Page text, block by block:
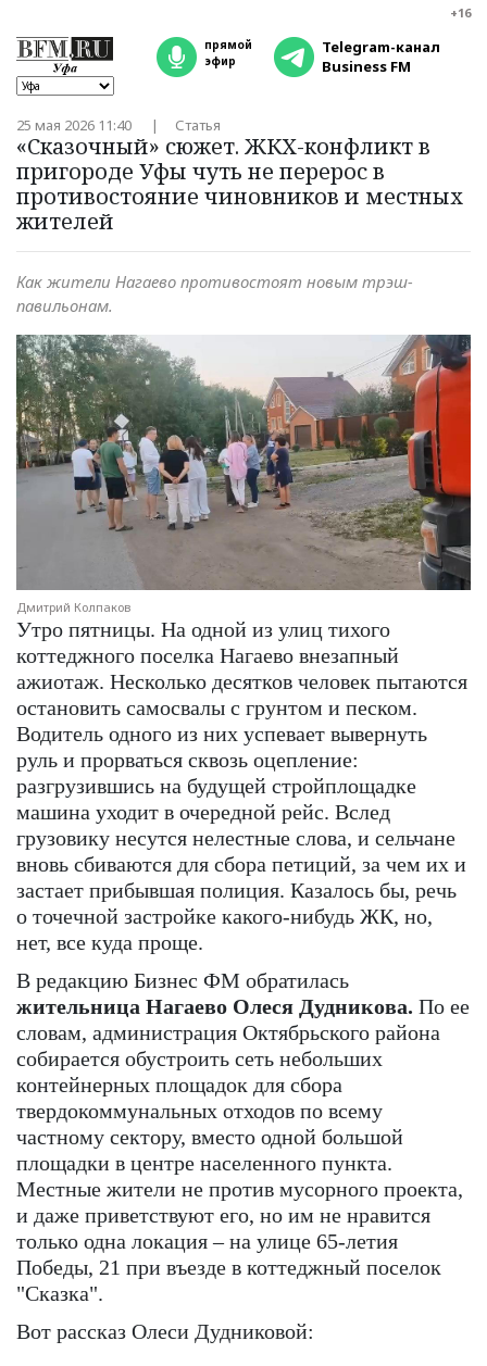
+16
прямой
эфир
Telegram-канал
Business FM
25 мая 2026 11:40 Статья
«Сказочный» сюжет. ЖКХ-конфликт в
пригороде Уфы чуть не перерос в
противостояние чиновников и местных
жителей
Как жители Нагаево противостоят новым трэш-
павильонам.
Дмитрий Колпаков
Утро пятницы. На одной из улиц тихого
коттеджного поселка Нагаево внезапный
ажиотаж. Несколько десятков человек пытаются
остановить самосвалы с грунтом и песком.
Водитель одного из них успевает вывернуть
руль и прорваться сквозь оцепление:
разгрузившись на будущей стройплощадке
машина уходит в очередной рейс. Вслед
грузовику несутся нелестные слова, и сельчане
вновь сбиваются для сбора петиций, за чем их и
застает прибывшая полиция. Казалось бы, речь
о точечной застройке какого-нибудь ЖК, но,
нет, все куда проще.
В редакцию Бизнес ФМ обратилась
жительница Нагаево Олеся Дудникова. По ее
словам, администрация Октябрьского района
собирается обустроить сеть небольших
контейнерных площадок для сбора
твердокоммунальных отходов по всему
частному сектору, вместо одной большой
площадки в центре населенного пункта.
Местные жители не против мусорного проекта,
и даже приветствуют его, но им не нравится
только одна локация – на улице 65-летия
Победы, 21 при въезде в коттеджный поселок
"Сказка".
Вот рассказ Олеси Дудниковой: